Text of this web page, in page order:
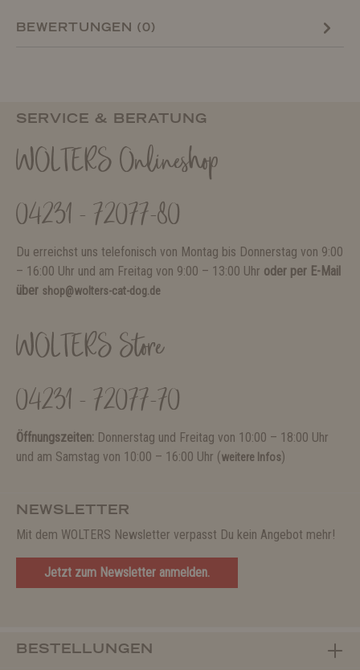
BEWERTUNGEN (0)
SERVICE & BERATUNG
WOLTERS Onlineshop
04231 - 72077-80
Du erreichst uns telefonisch von Montag bis Donnerstag von 9:00
– 16:00 Uhr und am Freitag von 9:00 – 13:00 Uhr oder per E-Mail
über shop@wolters-cat-dog.de
WOLTERS Store
04231 - 72077-70
Öffnungszeiten: Donnerstag und Freitag von 10:00 – 18:00 Uhr
und am Samstag von 10:00 – 16:00 Uhr (weitere Infos)
NEWSLETTER
Mit dem WOLTERS Newsletter verpasst Du kein Angebot mehr!
Jetzt zum Newsletter anmelden.
BESTELLUNGEN